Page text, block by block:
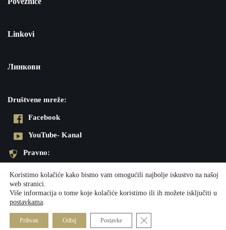
Linkovi
Линкови
Društvene mreže:
Facebook
YouTube- Kanal
Pravno:
Impresum
Društvene mreže: Pravno:
Koristimo kolačiće kako bismo vam omogućili najbolje iskustvo na našoj
web stranici.
Više informacija o tome koje kolačiće koristimo ili ih možete isključiti u
postavkama
Prihvati Odbij Postavke Close GDPR Cookie Banner